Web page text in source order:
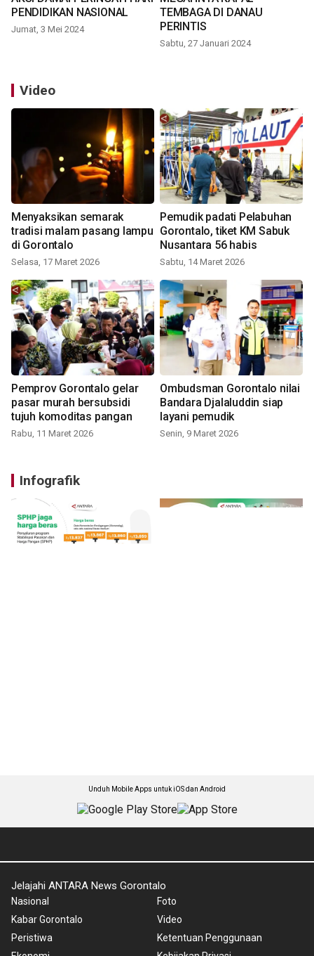
PENDIDIKAN NASIONAL
Jumat, 3 Mei 2024
TEMBAGA DI DANAU
PERINTIS
Sabtu, 27 Januari 2024
Video
Menyaksikan semarak
tradisi malam pasang lampu
di Gorontalo
Selasa, 17 Maret 2026
Pemudik padati Pelabuhan
Gorontalo, tiket KM Sabuk
Nusantara 56 habis
Sabtu, 14 Maret 2026
Pemprov Gorontalo gelar
pasar murah bersubsidi
tujuh komoditas pangan
Rabu, 11 Maret 2026
Ombudsman Gorontalo nilai
Bandara Djalaluddin siap
layani pemudik
Senin, 9 Maret 2026
Infografik
Unduh Mobile Apps untuk iOS dan Android
Jelajahi ANTARA News Gorontalo
Nasional
Kabar Gorontalo
Peristiwa
Foto
Video
Ketentuan Penggunaan